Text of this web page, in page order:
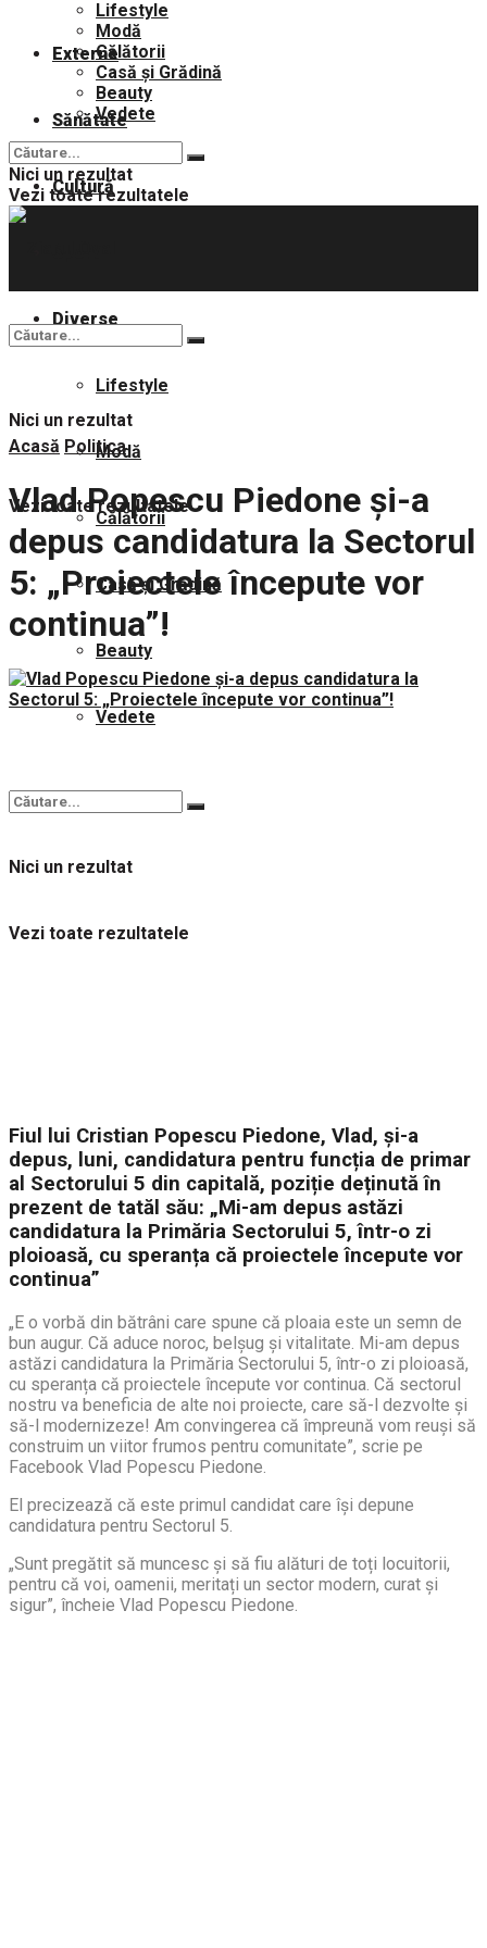
Externe
Sănătate
Cultură
Diverse
Lifestyle
Modă
Călătorii
Casă și Grădină
Beauty
Vedete
Nici un rezultat
Vezi toate rezultatele
Lifestyle
Modă
Călătorii
Casă și Grădină
Beauty
Vedete
Nici un rezultat
Vezi toate rezultatele
Nici un rezultat
Vezi toate rezultatele
Acasă Politica
Vlad Popescu Piedone și-a
depus candidatura la Sectorul
5: „Proiectele începute vor
continua”!
Fiul lui Cristian Popescu Piedone, Vlad, și-a
depus, luni, candidatura pentru funcția de primar
al Sectorului 5 din capitală, poziție deținută în
prezent de tatăl său: „Mi-am depus astăzi
candidatura la Primăria Sectorului 5, într-o zi
ploioasă, cu speranța că proiectele începute vor
continua”
„E o vorbă din bătrâni care spune că ploaia este un semn de
bun augur. Că aduce noroc, belșug și vitalitate. Mi-am depus
astăzi candidatura la Primăria Sectorului 5, într-o zi ploioasă,
cu speranța că proiectele începute vor continua. Că sectorul
nostru va beneficia de alte noi proiecte, care să-l dezvolte și
să-l modernizeze! Am convingerea că împreună vom reuși să
construim un viitor frumos pentru comunitate”, scrie pe
Facebook Vlad Popescu Piedone.
El precizează că este primul candidat care își depune
candidatura pentru Sectorul 5.
„Sunt pregătit să muncesc și să fiu alături de toți locuitorii,
pentru că voi, oamenii, meritați un sector modern, curat și
sigur”, încheie Vlad Popescu Piedone.